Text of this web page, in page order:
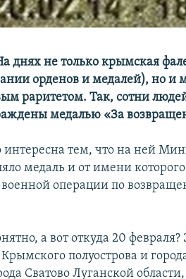
днях не только крымская
орденов и медалей), но
раритетом. Так, сотни
медалью «За
интересна тем, что на ней
медаль и от имени
военной операции по
а вот откуда 20
полуострова и
Сватово Луганской